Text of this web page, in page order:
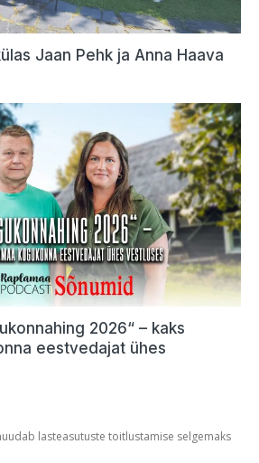
Jaan Pehk ja Anna Haava
2026“ – kaks
eestvedajat ühes